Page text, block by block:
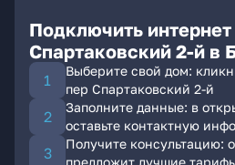
Подключить
Спартаковский 2-й в
Выберите свой дом:
пер Спартаковский 2-й
Заполните данные: в
оставьте контактную
Получите консультацию:
предложит лучшие